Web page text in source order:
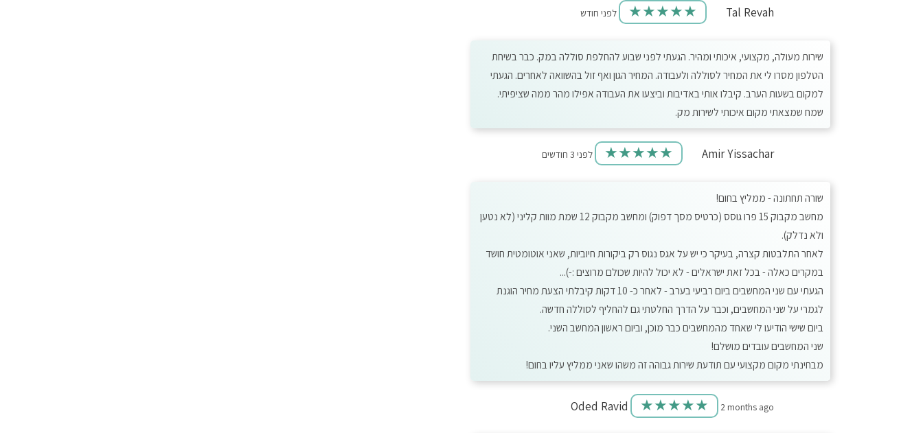
Tal Revah
★★★★★ לפני חודש
שירות מעולה, מקצועי, איכותי ומהיר. הגעתי לפני שבוע להחלפת סוללה במק. כבר בשיחת
הטלפון מסרו לי את המחיר לסוללה ולעבודה. המחיר הגון ואף זול בהשוואה לאחרים. הגעתי
למקום בשעות הערב. קיבלו אותי באדיבות וביצעו את העבודה אפילו מהר ממה שציפיתי.
שמח שמצאתי מקום איכותי לשירות מק.
Amir Yissachar
★★★★★ לפני 3 חודשים
שורה תחתונה - ממליץ בחום!
מחשב מקבוק 15 פרו גוסס (כרטיס מסך דפוק) ומחשב מקבוק 12 שמת מוות קליני (לא נטען
ולא נדלק).
לאחר התלבטות קצרה, בעיקר כי יש על אגס נגוס רק ביקורות חיוביות, שאני אוטומטית חושד
במקרים כאלה - בכל זאת ישראלים - לא יכול להיות שכולם מרוצים :-)...
הגעתי עם שני המחשבים ביום רביעי בערב - לאחר כ- 10 דקות קיבלתי הצעת מחיר הוגנת
לגמרי על שני המחשבים, וכבר על הדרך החלטתי גם להחליף לסוללה חדשה.
ביום שישי הודיעו לי שאחד מהמחשבים כבר מוכן, וביום ראשון המחשב השני.
שני המחשבים עובדים מושלם!
מבחינתי מקום מקצועי עם תודעת שירות גבוהה זה משהו שאני ממליץ עליו בחום!
Oded Ravid ★★★★★ 2 months ago